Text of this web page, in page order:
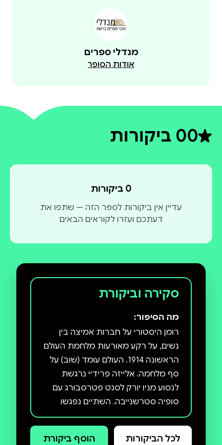
מנדלי ספרים
אודות הסופר
0דירוג ממוצע 0 מתוך 5
0 ביקורות
0 ביקורות
עדיין אין ביקורות לספר הזה — שתפו את
דעתכם ועזרו לקוראים הבאים
סקירה וביקורת
מה הסיפור:
רומן היסטורי על חברות אמיצה בין
נשים, על רקע מאורעות מלחמת העולם
הראשונה 1914. העולם עומד (שוב) על
סף מלחמה. אלייזה פרידיי נרגשת
לנסוע מניו יורק לסנט פטרסבורג עם
סופיה סטרשנייבה. השתיים נפגשו
בפריז באחד הקיצים לפני שנים והיו
לחברות קרובות. עתה יוצאת אלייזה
לכל הביקורות הוסף ביקורת